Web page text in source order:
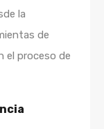
la
de
el proceso de